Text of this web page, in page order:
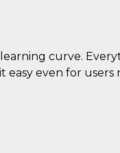
curve.
easy even for users